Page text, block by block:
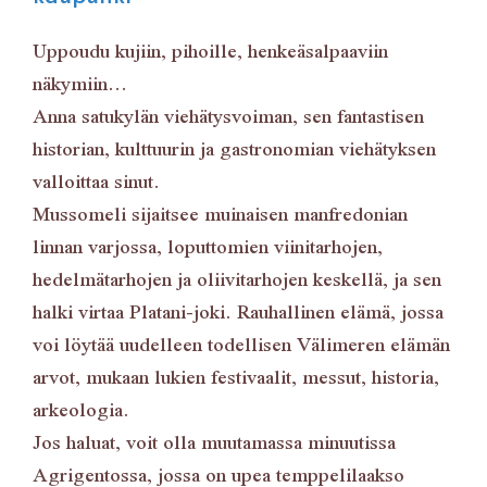
Uppoudu kujiin, pihoille, henkeäsalpaaviin
näkymiin…
Anna satukylän viehätysvoiman, sen fantastisen
historian, kulttuurin ja gastronomian viehätyksen
valloittaa sinut.
Mussomeli sijaitsee muinaisen manfredonian
linnan varjossa, loputtomien viinitarhojen,
hedelmätarhojen ja oliivitarhojen keskellä, ja sen
halki virtaa Platani-joki. Rauhallinen elämä, jossa
voi löytää uudelleen todellisen Välimeren elämän
arvot, mukaan lukien festivaalit, messut, historia,
arkeologia.
Jos haluat, voit olla muutamassa minuutissa
Agrigentossa, jossa on upea temppelilaakso